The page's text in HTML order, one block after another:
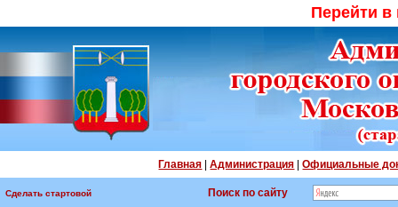
Перейти
Главная |Администрация |Официальные
Сделать стартовой Поиск по сайту